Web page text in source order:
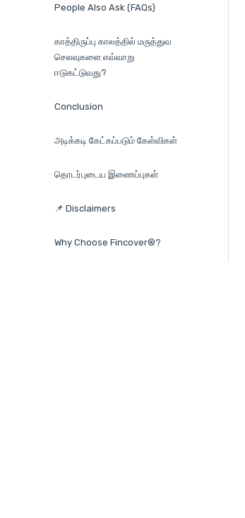
People Also Ask (FAQs)
காத்திருப்பு காலத்தில் மருத்துவ
செலவுகளை எவ்வாறு
ஈடுகட்டுவது?
Conclusion
அடிக்கடி கேட்கப்படும் கேள்விகள்
தொடர்புடைய இணைப்புகள்
📌 Disclaimers
Why Choose Fincover®?